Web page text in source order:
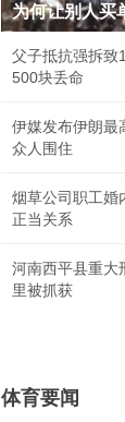
为何让别人买
父子抵抗强拆致
500块丢命
伊媒发布伊朗最
众人围住
烟草公司职工婚
正当关系
河南西平县重大
里被抓获
体育要闻